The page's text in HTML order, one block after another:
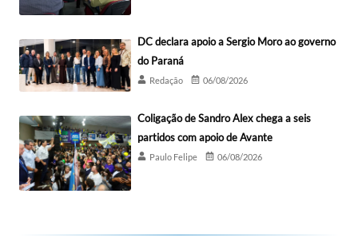
DC declara apoio a Sergio Moro ao governo
do Paraná
Redação 06/08/2026
Coligação de Sandro Alex chega a seis
partidos com apoio de Avante
Paulo Felipe 06/08/2026